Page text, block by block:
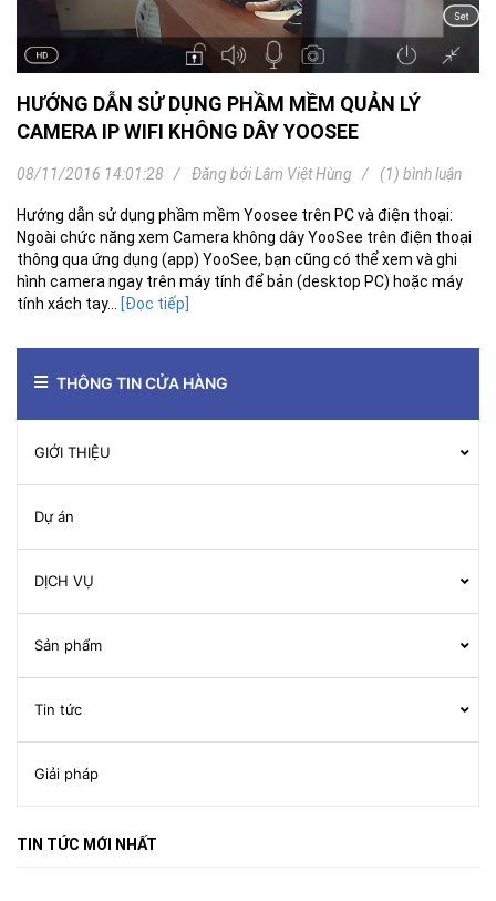
THÔNG TIN CỬA HÀNG
GIỚI THIỆU
Dự án
DỊCH VỤ
Sản phẩm
Tin tức
Giải pháp
TIN TỨC MỚI NHẤT
HƯỚNG DẪN SỬ DỤNG PHẦM MỀM QUẢN LÝ
CAMERA IP WIFI KHÔNG DÂY YOOSEE
08/11/2016 14:01:28 Đăng bởiLâm Việt Hùng (1) bình luận
Hướng dẫn sử dụng phầm mềm Yoosee trên PC và điện thoại:
Ngoài chức năng xem Camera không dây YooSee trên điện thoại
thông qua ứng dụng (app) YooSee, bạn cũng có thể xem và ghi
hình camera ngay trên máy tính để bản (desktop PC) hoặc máy
tính xách tay...
[Đọc tiếp]